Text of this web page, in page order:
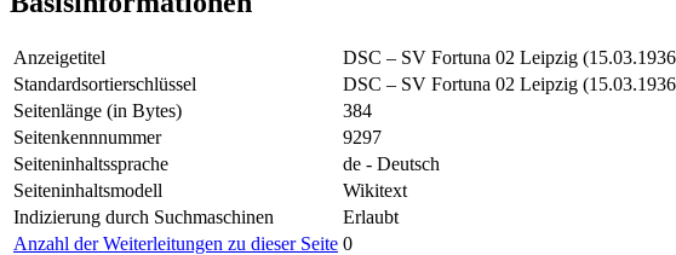
Anzeigetitel
DSC – SV Fortuna 02 Leipzig
Standardsortierschlüssel
DSC – SV Fortuna 02 Leipzig
Seitenlänge (in Bytes)
384
Seitenkennnummer
9297
Seiteninhaltssprache
de - Deutsch
Seiteninhaltsmodell
Wikitext
Indizierung durch Suchmaschinen
Erlaubt
Anzahl der Weiterleitungen zu dieser Seite 0